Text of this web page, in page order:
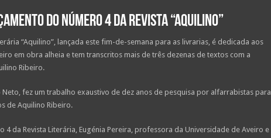
do Número 4 da Revista “Aquilino”
“Aquilino”, lançada este fim-de-semana para as livrarias, é dedicada aos
em obra alheia e tem transcritos mais de três dezenas de textos com a
Ribeiro.
fez um trabalho exaustivo de dez anos de pesquisa por alfarrabistas para
de Aquilino Ribeiro.
4 da Revista Literária, Eugénia Pereira, professora da Universidade de Aveiro e